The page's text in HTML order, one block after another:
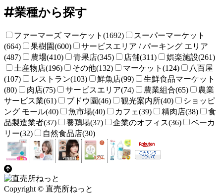
業種から探す
ファーマーズ マーケット(1692)
スーパーマーケット
(664)
果樹園(600)
サービスエリア / パーキング エリア
(487)
農場(410) 青果店(345) 店舗(311)
娯楽施設(261)
土産物店(196)
その他(132) マーケット(124)
八百屋
(107)
レストラン(103) 鮮魚店(99)
生鮮食品マーケット
(80)
肉店(75) サービスエリア(74) 農業組合(65)
農業
サービス業(61)
ブドウ園(46) 観光案内所(40)
ショッピ
ング モール(40)
魚市場(40) カフェ(39) 精肉店(38)
食
品製造業者(37)
養鶏場(37) 企業のオフィス(36)
ベーカ
リー(32)
自然食品店(30)
Copyright © 直売所ねっと